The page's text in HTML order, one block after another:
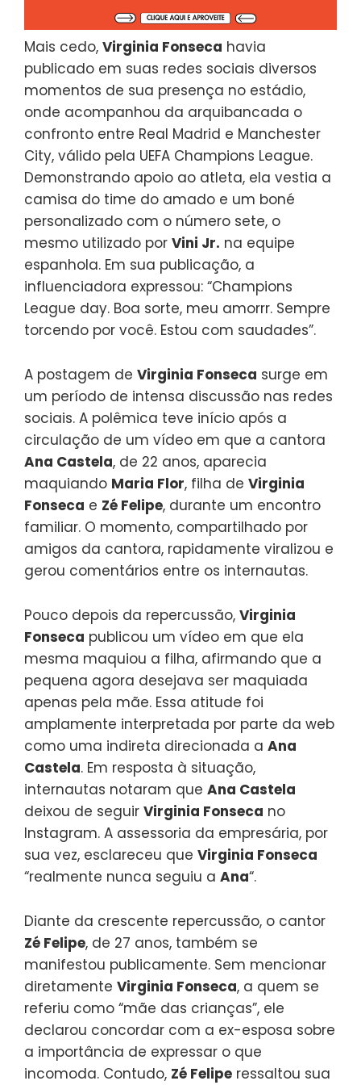
Mais cedo, Virginia Fonseca havia
publicado em suas redes sociais diversos
momentos de sua presença no estádio,
onde acompanhou da arquibancada o
confronto entre Real Madrid e Manchester
City, válido pela UEFA Champions League.
Demonstrando apoio ao atleta, ela vestia a
camisa do time do amado e um boné
personalizado com o número sete, o
mesmo utilizado por Vini Jr. na equipe
espanhola. Em sua publicação, a
influenciadora expressou: “Champions
League day. Boa sorte, meu amorrr. Sempre
torcendo por você. Estou com saudades”.
A postagem de Virginia Fonseca surge em
um período de intensa discussão nas redes
sociais. A polêmica teve início após a
circulação de um vídeo em que a cantora
Ana Castela, de 22 anos, aparecia
maquiando Maria Flor, filha de Virginia
Fonseca e Zé Felipe, durante um encontro
familiar. O momento, compartilhado por
amigos da cantora, rapidamente viralizou e
gerou comentários entre os internautas.
Pouco depois da repercussão, Virginia
Fonseca publicou um vídeo em que ela
mesma maquiou a filha, afirmando que a
pequena agora desejava ser maquiada
apenas pela mãe. Essa atitude foi
amplamente interpretada por parte da web
como uma indireta direcionada a Ana
Castela. Em resposta à situação,
internautas notaram que Ana Castela
deixou de seguir Virginia Fonseca no
Instagram. A assessoria da empresária, por
sua vez, esclareceu que Virginia Fonseca
“realmente nunca seguiu a Ana“.
Diante da crescente repercussão, o cantor
Zé Felipe, de 27 anos, também se
manifestou publicamente. Sem mencionar
diretamente Virginia Fonseca, a quem se
referiu como “mãe das crianças”, ele
declarou concordar com a ex-esposa sobre
a importância de expressar o que
incomoda. Contudo, Zé Felipe ressaltou sua